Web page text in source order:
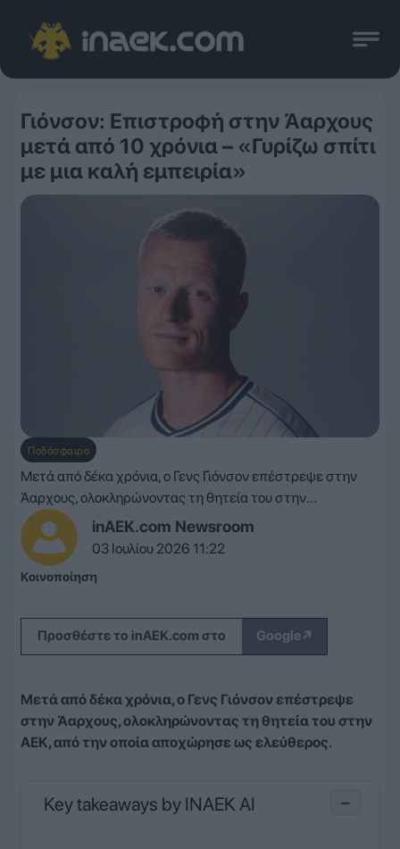
Γιόνσον: Επιστροφή στην Άαρχους
μετά από 10 χρόνια – «Γυρίζω σπίτι
με μια καλή εμπειρία»
Ποδόσφαιρο
inAEK.com Newsroom
03 Ιουλίου 2026 11:22
Μετά από δέκα χρόνια, ο Γενς Γιόνσον επέστρεψε στην
Άαρχους, ολοκληρώνοντας τη θητεία του στην...
Κοινοποίηση
Προσθέστε το inAEK.com στο Google↗
Μετά από δέκα χρόνια, ο Γενς Γιόνσον επέστρεψε
στην Άαρχους, ολοκληρώνοντας τη θητεία του στην
ΑΕΚ, από την οποία αποχώρησε ως ελεύθερος.
Key takeaways by INAEK AI −